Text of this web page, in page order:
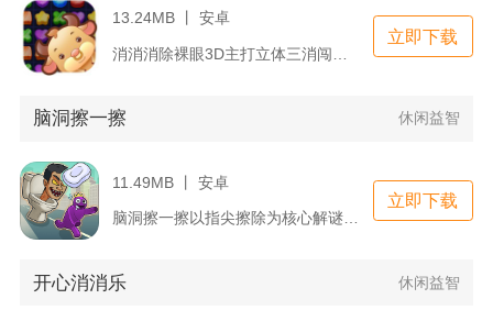
13.24MB 丨 安卓
立即下载
脑洞擦一擦 休闲益智
11.49MB 丨 安卓
脑洞擦一擦以指尖擦除为核心解谜手段，玩家滑动屏幕擦掉画面遮挡...
立即下载
开心消消乐 休闲益智